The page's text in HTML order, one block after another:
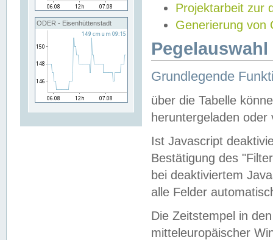
ODER - Eisenhüttenstadt
Projektarbeit zur
Generierung von
Grundlegende
über die Tabelle
heruntergeladen oder
Ist Javascript
Bestätigung des
bei deaktiviertem
alle Felder
Die Zeitstempel in
mitteleuropäischer